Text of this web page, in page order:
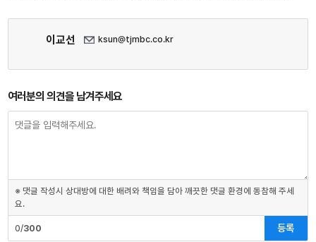
이교선 ksun@tjmbc.co.kr
여러분의 의견을 남겨주세요
※ 댓글 작성시 상대방에 대한 배려와 책임을 담아 깨끗한 댓글 환경에 동참해 주세
요.
0/300 등록